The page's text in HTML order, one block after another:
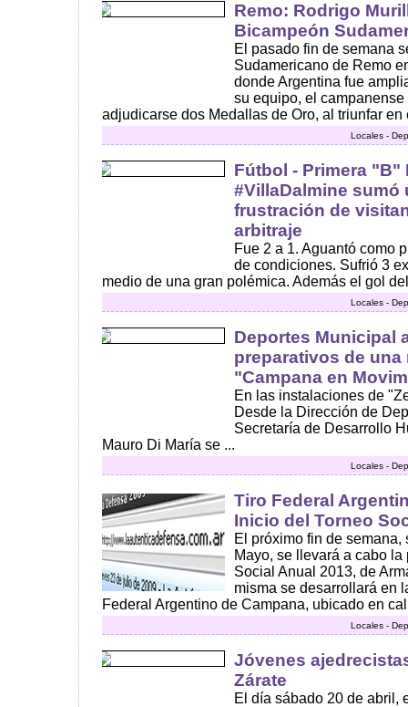
Remo: Rodrigo
Bicampeón
El pasado fin de semana
Sudamericano de Remo
donde Argentina fue
su equipo, el
adjudicarse dos Medallas de Oro, al triunfar en
Locales -
Fútbol - Primera "B"
#VillaDalmine sumó
frustración de
arbitraje
Fue 2 a 1. Aguantó como
de condiciones. Sufrió 3
medio de una gran polémica. Además el gol
Locales -
Deportes Municipal
preparativos de
"Campana en
En las instalaciones de
Desde la Dirección de
Secretaría de Desarrollo
Mauro Di María se ...
Locales -
Tiro Federal
Inicio del Torneo
El próximo fin de
Mayo, se llevará a cabo la
Social Anual 2013, de
misma se desarrollará en
Federal Argentino de Campana, ubicado en
Locales -
Jóvenes
Zárate
El día sábado 20 de abril,